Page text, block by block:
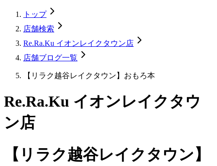
トップ
店舗検索
Re.Ra.Ku イオンレイクタウン店
店舗ブログ一覧
【リラク越谷レイクタウン】おもろ本
Re.Ra.Ku イオンレイクタウ
ン店
【リラク越谷レイクタウン】